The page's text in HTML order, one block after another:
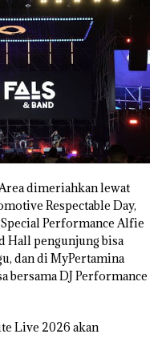
dimeriahkan lewat
Respectable Day,
Performance Alfie
Hall pengunjung bisa
dan di MyPertamina
bersama DJ Performance
Live 2026 akan